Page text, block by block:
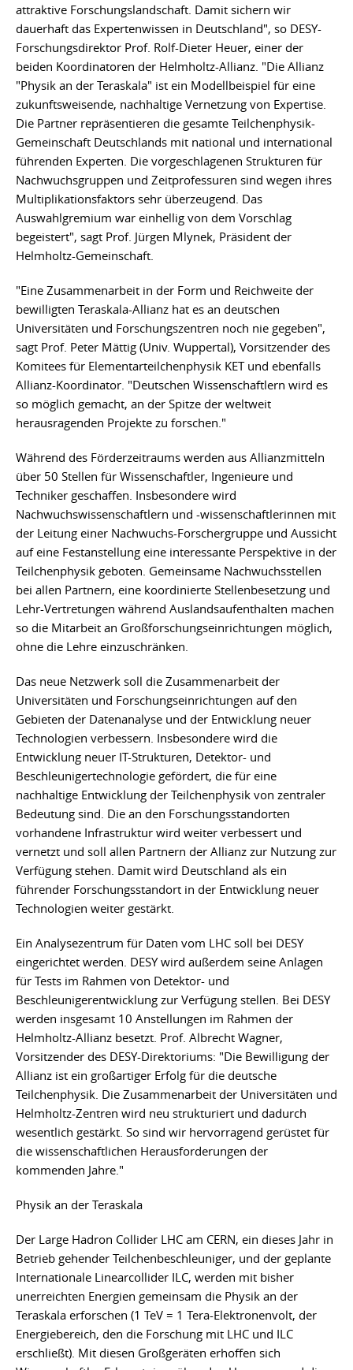
attraktive Forschungslandschaft. Damit sichern wir
dauerhaft das Expertenwissen in Deutschland", so DESY-
Forschungsdirektor Prof. Rolf-Dieter Heuer, einer der
beiden Koordinatoren der Helmholtz-Allianz. "Die Allianz
"Physik an der Teraskala" ist ein Modellbeispiel für eine
zukunftsweisende, nachhaltige Vernetzung von Expertise.
Die Partner repräsentieren die gesamte Teilchenphysik-
Gemeinschaft Deutschlands mit national und international
führenden Experten. Die vorgeschlagenen Strukturen für
Nachwuchsgruppen und Zeitprofessuren sind wegen ihres
Multiplikationsfaktors sehr überzeugend. Das
Auswahlgremium war einhellig von dem Vorschlag
begeistert", sagt Prof. Jürgen Mlynek, Präsident der
Helmholtz-Gemeinschaft.
"Eine Zusammenarbeit in der Form und Reichweite der
bewilligten Teraskala-Allianz hat es an deutschen
Universitäten und Forschungszentren noch nie gegeben",
sagt Prof. Peter Mättig (Univ. Wuppertal), Vorsitzender des
Komitees für Elementarteilchenphysik KET und ebenfalls
Allianz-Koordinator. "Deutschen Wissenschaftlern wird es
so möglich gemacht, an der Spitze der weltweit
herausragenden Projekte zu forschen."
Während des Förderzeitraums werden aus Allianzmitteln
über 50 Stellen für Wissenschaftler, Ingenieure und
Techniker geschaffen. Insbesondere wird
Nachwuchswissenschaftlern und -wissenschaftlerinnen mit
der Leitung einer Nachwuchs-Forschergruppe und Aussicht
auf eine Festanstellung eine interessante Perspektive in der
Teilchenphysik geboten. Gemeinsame Nachwuchsstellen
bei allen Partnern, eine koordinierte Stellenbesetzung und
Lehr-Vertretungen während Auslandsaufenthalten machen
so die Mitarbeit an Großforschungseinrichtungen möglich,
ohne die Lehre einzuschränken.
Das neue Netzwerk soll die Zusammenarbeit der
Universitäten und Forschungseinrichtungen auf den
Gebieten der Datenanalyse und der Entwicklung neuer
Technologien verbessern. Insbesondere wird die
Entwicklung neuer IT-Strukturen, Detektor- und
Beschleunigertechnologie gefördert, die für eine
nachhaltige Entwicklung der Teilchenphysik von zentraler
Bedeutung sind. Die an den Forschungsstandorten
vorhandene Infrastruktur wird weiter verbessert und
vernetzt und soll allen Partnern der Allianz zur Nutzung zur
Verfügung stehen. Damit wird Deutschland als ein
führender Forschungsstandort in der Entwicklung neuer
Technologien weiter gestärkt.
Ein Analysezentrum für Daten vom LHC soll bei DESY
eingerichtet werden. DESY wird außerdem seine Anlagen
für Tests im Rahmen von Detektor- und
Beschleunigerentwicklung zur Verfügung stellen. Bei DESY
werden insgesamt 10 Anstellungen im Rahmen der
Helmholtz-Allianz besetzt. Prof. Albrecht Wagner,
Vorsitzender des DESY-Direktoriums: "Die Bewilligung der
Allianz ist ein großartiger Erfolg für die deutsche
Teilchenphysik. Die Zusammenarbeit der Universitäten und
Helmholtz-Zentren wird neu strukturiert und dadurch
wesentlich gestärkt. So sind wir hervorragend gerüstet für
die wissenschaftlichen Herausforderungen der
kommenden Jahre."
Physik an der Teraskala
Der Large Hadron Collider LHC am CERN, ein dieses Jahr in
Betrieb gehender Teilchenbeschleuniger, und der geplante
Internationale Linearcollider ILC, werden mit bisher
unerreichten Energien gemeinsam die Physik an der
Teraskala erforschen (1 TeV = 1 Tera-Elektronenvolt, der
Energiebereich, den die Forschung mit LHC und ILC
erschließt). Mit diesen Großgeräten erhoffen sich